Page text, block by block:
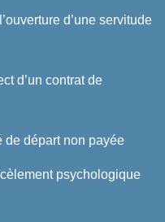
d’une servitude
d’un contrat de
de départ non payée
psychologique